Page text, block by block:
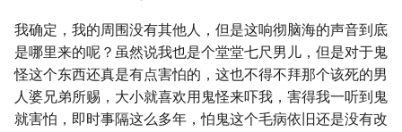
我确定，我的周围没有其他人，但是这响彻脑海的声音到底
是哪里来的呢？虽然说我也是个堂堂七尺男儿，但是对于鬼
怪这个东西还真是有点害怕的，这也不得不拜那个该死的男
人婆兄弟所赐，大小就喜欢用鬼怪来吓我，害得我一听到鬼
就害怕，即时事隔这么多年，怕鬼这个毛病依旧还是没有改